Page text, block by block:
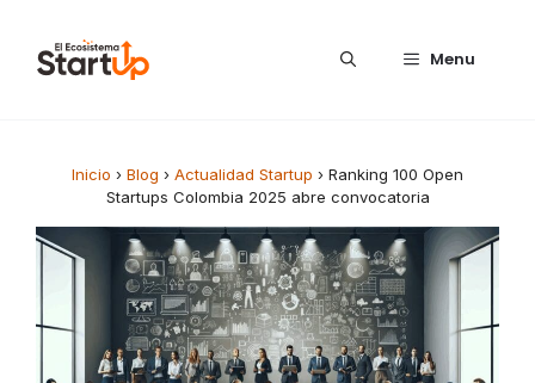
Menu
Inicio › Blog › Actualidad Startup › Ranking 100 Open
Startups Colombia 2025 abre convocatoria